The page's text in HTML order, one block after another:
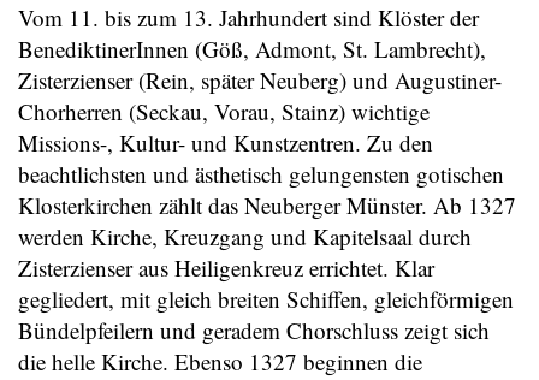
Vom 11. bis zum 13. Jahrhundert sind Klöster der
BenediktinerInnen (Göß, Admont, St. Lambrecht),
Zisterzienser (Rein, später Neuberg) und Augustiner-
Chorherren (Seckau, Vorau, Stainz) wichtige
Missions-, Kultur- und Kunstzentren. Zu den
beachtlichsten und ästhetisch gelungensten gotischen
Klosterkirchen zählt das Neuberger Münster. Ab 1327
werden Kirche, Kreuzgang und Kapitelsaal durch
Zisterzienser aus Heiligenkreuz errichtet. Klar
gegliedert, mit gleich breiten Schiffen, gleichförmigen
Bündelpfeilern und geradem Chorschluss zeigt sich
die helle Kirche. Ebenso 1327 beginnen die